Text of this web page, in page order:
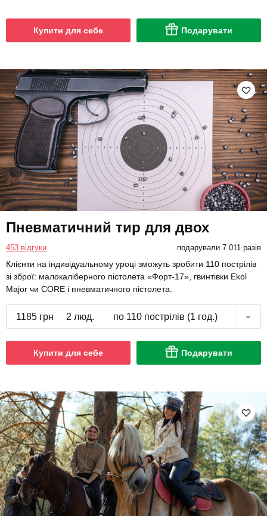
Купити для себе Подарувати
Пневматичний тир для двох
453 відгуки подарували 7 011 разів
Клієнти на індивідуальному уроці зможуть зробити 110 пострілів
зі зброї: малокаліберного пістолета «Форт-17», гвинтівки Ekol
Major чи CORE і пневматичного пістолета.
1185 грн 2 люд. по 110 пострілів (1 год.)
Купити для себе Подарувати